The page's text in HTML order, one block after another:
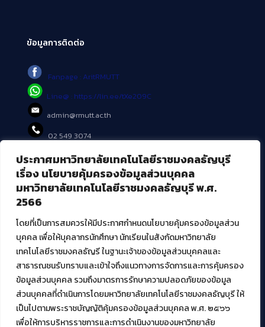
ประกาศมหาวิทยาลัยเทคโนโลยีราชมงคลธัญบุรี
เรื่อง นโยบายคุ้มครองข้อมูลส่วนบุคคล
มหาวิทยาลัยเทคโนโลยีราชมงคลธัญบุรี พ.ศ.
2566
โดยที่เป็นการสมควรให้มีประกาศกำหนดนโยบายคุ้มครองข้อมูลส่วน
บุคคล เพื่อให้บุคลากรนักศึกษา นักเรียนในสังกัดมหาวิทยาลัย
เทคโนโลยีราชมงคลธัญรี ในฐานะเจ้าของข้อมูลส่วนบุคคลและ
สาธารณชนรับทราบและเข้าใจถึงแนวทางการจัดการและการคุ้มครอง
ข้อมูลส่วนบุคคล รวมถึงมาตรการรักษาความปลอดภัยของข้อมูล
ส่วนบุคคลที่ดำเนินการโดยมหาวิทยาลัยเทคโนโลยีราชมงคลธัญบุรี ให้
เป็นไปตามพระราชบัญญัติคุ้มครองข้อมูลส่วนบุคคล พ.ศ. ๒๕๖๖
เพื่อให้การบริหารราชการและการดำเนินงานของมหาวิทยาลัย
ข้อมูลการติดต่อ
Fanpage : AritRMUTT
Line@ : https://lin.ee/tXe209C
admin@rmutt.ac.th
02 549 3074
บริการอื่นๆ ของ สวส.
ศูนย์สื่อดิจิทัล
ศูนย์นวัตกรรมและความรู้
สมัยใหม่ (MoSeC)
งานบริการวิชาการให้กับหน่วยงานภายนอก
โครงการส่งเสริมและพัฒนาผู้ประกอบการ SME โดย. มทร.ธัญบุรี
กิจกรรมการเชื่อมโยงเครือข่ายผู้ให้บริการเครื่องจักรกลทางการ
เกษตร ภายใต้โครงการส่งเสริมการรแปรรูปสินค้าเกษตรระดับชุมชน